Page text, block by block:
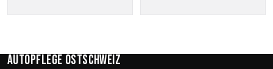
Autopflege Ostschweiz